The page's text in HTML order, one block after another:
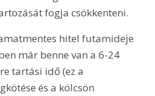
fogja csökkenteni.
hitel futamideje
már benne van a 6-24
tartási idő (ez a
és a kölcsön